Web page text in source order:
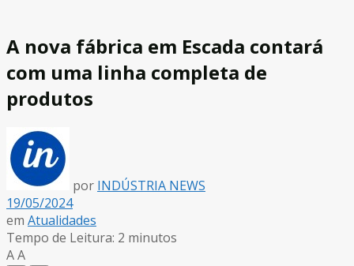
A nova fábrica em Escada contará
com uma linha completa de
produtos
por INDÚSTRIA NEWS
19/05/2024
em Atualidades
Tempo de Leitura: 2 minutos
AA